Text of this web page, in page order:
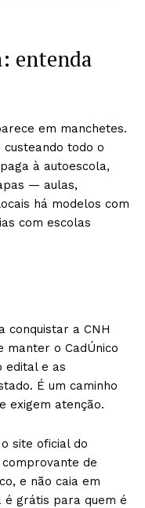
entenda
em manchetes.
todo o
à autoescola,
— aulas,
há modelos com
com escolas
conquistar a CNH
manter o CadÚnico
edital e as
É um caminho
exigem atenção.
site oficial do
comprovante de
e não caia em
grátis para quem é